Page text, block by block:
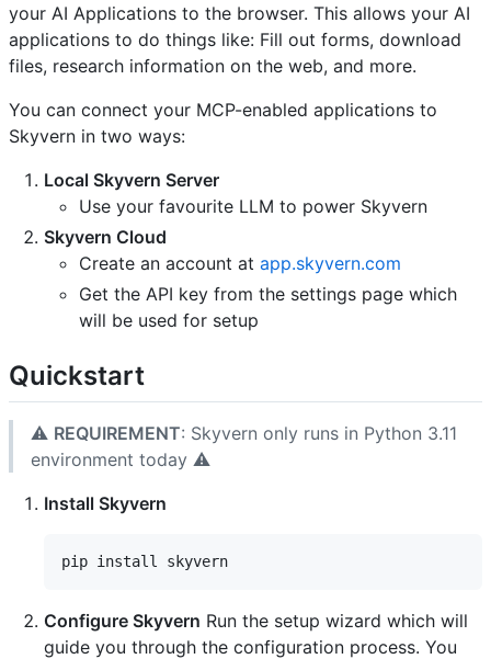
your AI Applications to the browser. This allows your AI
applications to do things like: Fill out forms, download
files, research information on the web, and more.
You can connect your MCP-enabled applications to
Skyvern in two ways:
Local Skyvern Server
Use your favourite LLM to power Skyvern
Skyvern Cloud
Create an account at app.skyvern.com
Get the API key from the settings page which
will be used for setup
Quickstart
⚠️ REQUIREMENT: Skyvern only runs in Python 3.11
environment today ⚠️
Install Skyvern
Configure Skyvern Run the setup wizard which will
guide you through the configuration process. You